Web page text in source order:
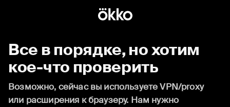
Все в порядке, но хотим
кое-что проверить
Возможно, сейчас вы используете VPN/proxy
или расширения к браузеру. Нам нужно